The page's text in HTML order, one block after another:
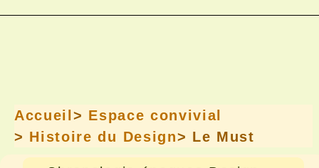
Accueil > Espace convivial
> Histoire du Design> Le Must